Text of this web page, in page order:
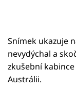
Snímek ukazuje
nevydýchal a
zkušební
Austrálii.